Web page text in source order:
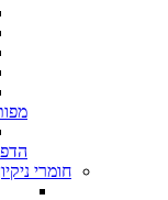
חומרי